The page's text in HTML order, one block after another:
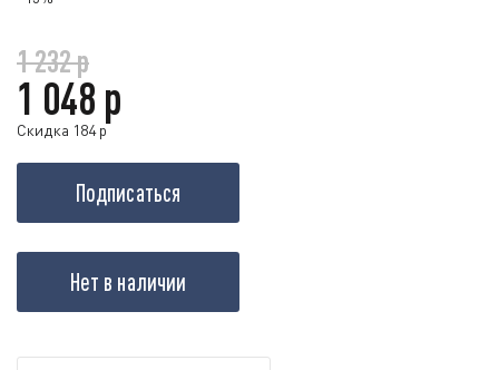
1 232 р
1 048 р
Скидка 184 р
Подписаться
Нет в наличии